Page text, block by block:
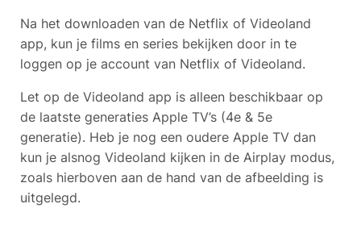
Na het downloaden van de Netflix of Videoland
app, kun je films en series bekijken door in te
loggen op je account van Netflix of Videoland.
Let op de Videoland app is alleen beschikbaar op
de laatste generaties Apple TV’s (4e & 5e
generatie). Heb je nog een oudere Apple TV dan
kun je alsnog Videoland kijken in de Airplay modus,
zoals hierboven aan de hand van de afbeelding is
uitgelegd.